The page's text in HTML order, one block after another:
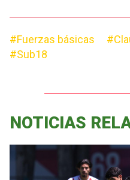
#Fuerzas básicas
#Sub18
NOTICIAS